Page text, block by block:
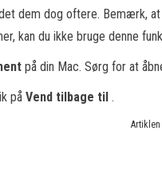
dem dog oftere. Bemærk,
kan du ikke bruge denne
på din Mac. Sørg for at
på Vend tilbage til .